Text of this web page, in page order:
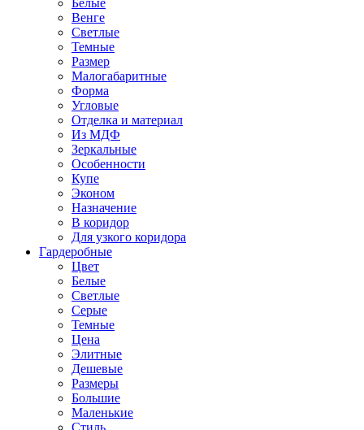
Белые
Венге
Светлые
Темные
Размер
Малогабаритные
Форма
Угловые
Отделка и материал
Из МДФ
Зеркальные
Особенности
Купе
Эконом
Назначение
В коридор
Для узкого коридора
Гардеробные
Цвет
Белые
Светлые
Серые
Темные
Цена
Элитные
Дешевые
Размеры
Большие
Маленькие
Стиль